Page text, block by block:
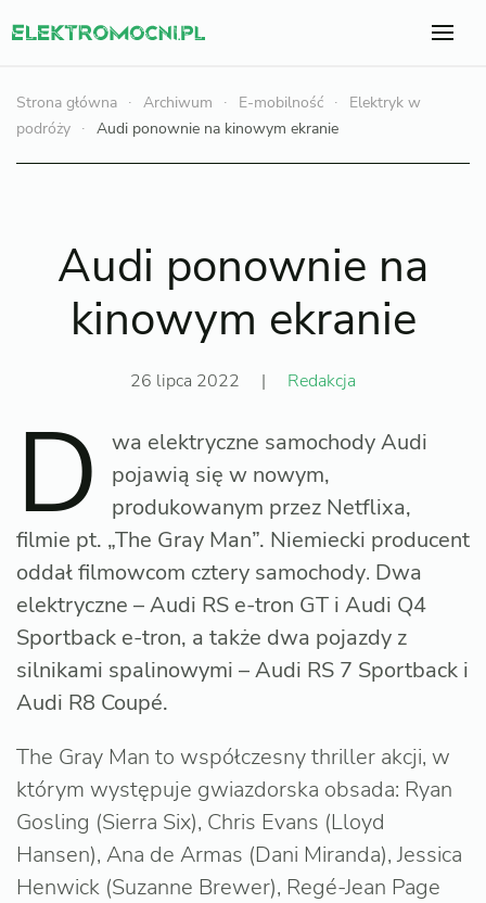
Strona główna Archiwum E-mobilność
Elektryk w
podróży
Audi ponownie na kinowym ekranie
Audi ponownie na
kinowym ekranie
26 lipca 2022 | Redakcja
D
wa elektryczne samochody Audi
pojawią się w nowym,
produkowanym przez Netflixa,
filmie pt. „The Gray Man”. Niemiecki producent
oddał filmowcom cztery samochody. Dwa
elektryczne – Audi RS e-tron GT i Audi Q4
Sportback e-tron, a także dwa pojazdy z
silnikami spalinowymi – Audi RS 7 Sportback i
Audi R8 Coupé.
The Gray Man to współczesny thriller akcji, w
którym występuje gwiazdorska obsada: Ryan
Gosling (Sierra Six), Chris Evans (Lloyd
Hansen), Ana de Armas (Dani Miranda), Jessica
Henwick (Suzanne Brewer), Regé-Jean Page